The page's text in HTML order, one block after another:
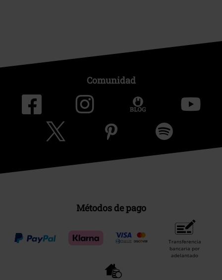
Comunidad
Métodos de pago
Transferencia
bancaria por
adelantado